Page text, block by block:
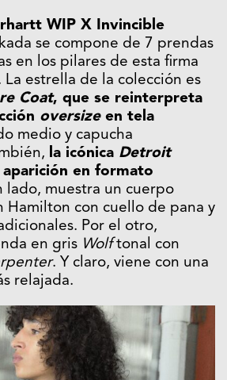
WIP X Invincible
se compone de 7 prendas
en los pilares de esta firma
estrella de la colección es
Coat, que se reinterpreta
oversizeen tela
medio y capucha
la icónica Detroit
en formato
lado, muestra un cuerpo
Hamilton con cuello de pana y
Por el otro,
en gris Wolftonal con
. Y claro, viene con una
relajada.